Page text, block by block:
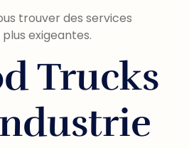
trouver des services
exigeantes.
Trucks